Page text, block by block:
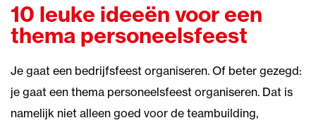
10 leuke ideeën voor een
thema personeelsfeest
Je gaat een bedrijfsfeest organiseren. Of beter gezegd:
je gaat een thema personeelsfeest organiseren. Dat is
namelijk niet alleen goed voor de teambuilding,